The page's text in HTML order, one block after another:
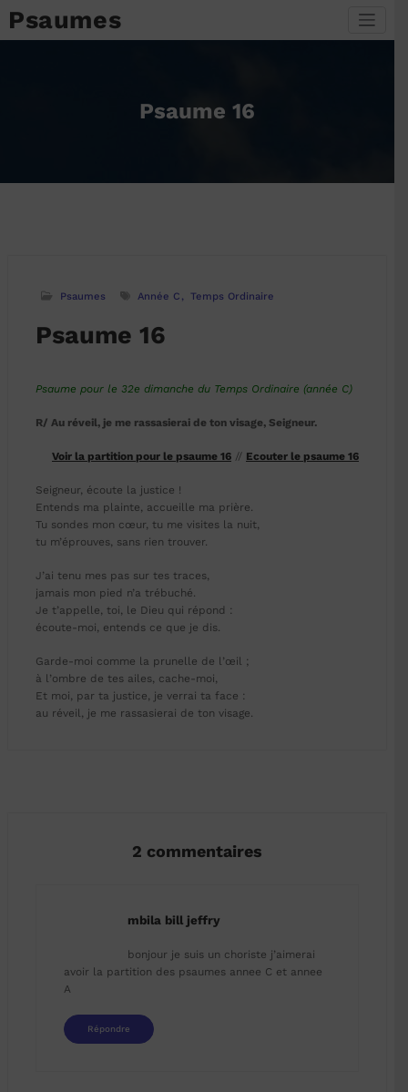
contenu
Psaumes
Psaume 16
Psaumes Année C Temps Ordinaire
Psaume 16
Psaume pour le 32e dimanche du Temps Ordinaire (année C)
R/ Au réveil, je me rassasierai de ton visage, Seigneur.
Voir la partition pour le psaume 16 // Ecouter le psaume 16
Seigneur, écoute la justice !
Entends ma plainte, accueille ma prière.
Tu sondes mon cœur, tu me visites la nuit,
tu m’éprouves, sans rien trouver.
J’ai tenu mes pas sur tes traces,
jamais mon pied n’a trébuché.
Je t’appelle, toi, le Dieu qui répond :
écoute-moi, entends ce que je dis.
Garde-moi comme la prunelle de l’œil ;
à l’ombre de tes ailes, cache-moi,
Et moi, par ta justice, je verrai ta face :
au réveil, je me rassasierai de ton visage.
2 commentaires
mbila bill jeffry
bonjour je suis un choriste j’aimerai
avoir la partition des psaumes annee C et annee
A
Répondre